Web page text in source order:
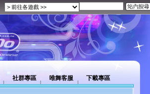
社群專區 唯舞客服 下載專區